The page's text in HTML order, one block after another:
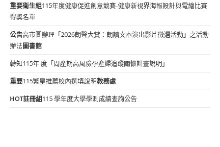
重要衛生組115年度健康促進創意競賽-健康新視界海報設計與電繪比賽
得獎名單
公告高市圖辦理「2026朗聲大賞：朗讀文本演出影片徵選活動」之活動
辦法圖書館
轉知115年 度「周產期高風險孕產婦追蹤關懷計畫說明」
重要115繁星推薦校內選填說明教務處
HOT註冊組115 學年度大學學測成績查詢公告